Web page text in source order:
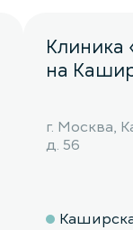
Клиника
на
г. Москва,
д. 56